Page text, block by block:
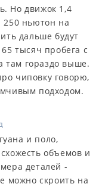
Но движок 1,4
250 ньютон на
дальше будут
тысяч пробега с
там гораздо выше.
чиповку говорю,
подходом.
и поло,
объемов и
деталей -
можно скроить на